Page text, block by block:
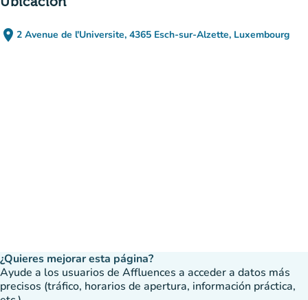
place 2 Avenue de l'Universite, 4365 Esch-sur-Alzette, Luxembourg
(abrir en Google Maps)
(nueva pestaña)
¿Quieres mejorar esta página?
Ayude a los usuarios de Affluences a acceder a datos más
precisos (tráfico, horarios de apertura, información práctica,